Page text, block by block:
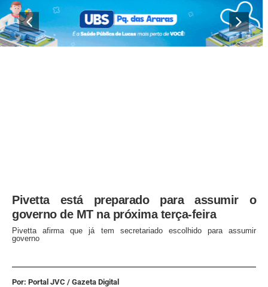
Pivetta está preparado para assumir o
governo de MT na próxima terça-feira
Pivetta afirma que já tem secretariado escolhido para assumir
governo
Por: Portal JVC / Gazeta Digital